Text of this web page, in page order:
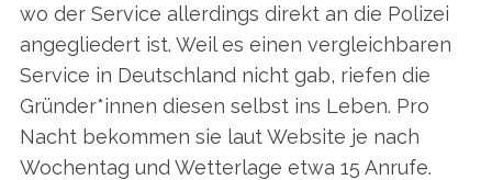
wo der Service allerdings direkt an die Polizei
angegliedert ist. Weil es einen vergleichbaren
Service in Deutschland nicht gab, riefen die
Gründer*innen diesen selbst ins Leben. Pro
Nacht bekommen sie laut Website je nach
Wochentag und Wetterlage etwa 15 Anrufe.
o
r
: